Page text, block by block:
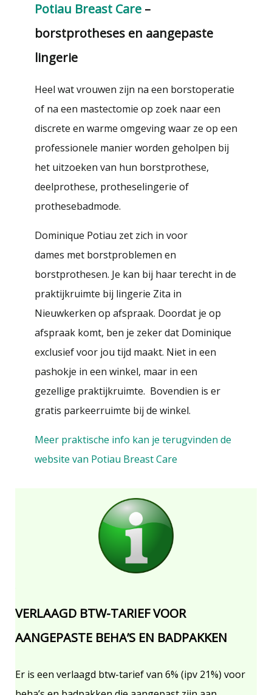
Potiau Breast Care–
borstprotheses en aangepaste
lingerie
Heel wat vrouwen zijn na een borstoperatie
of na een mastectomie op zoek naar een
discrete en warme omgeving waar ze op een
professionele manier worden geholpen bij
het uitzoeken van hun borstprothese,
deelprothese, protheselingerie of
prothesebadmode.
Dominique Potiau zet zich in voor
dames met borstproblemen en
borstprothesen. Je kan bij haar terecht in de
praktijkruimte bij lingerie Zita in
Nieuwkerken op afspraak. Doordat je op
afspraak komt, ben je zeker dat Dominique
exclusief voor jou tijd maakt. Niet in een
pashokje in een winkel, maar in een
gezellige praktijkruimte. Bovendien is er
gratis parkeerruimte bij de winkel.
Meer praktische info kan je terugvinden de
website van Potiau Breast Care
VERLAAGD BTW-TARIEF VOOR
AANGEPASTE BEHA’S EN BADPAKKEN
Er is een verlaagd btw-tarief van 6% (ipv 21%) voor